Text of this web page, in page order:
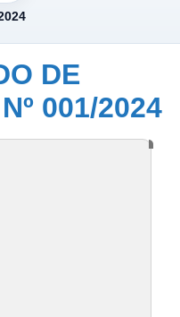
DE
001/2024